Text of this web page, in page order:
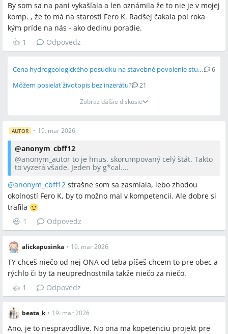
By som sa na pani vykašľala a len oznámila že to nie je v mojej
komp. , že to má na starosti Fero K. Radšej čakala pol roka
kým príde na nás - ako dedinu poradie.
👍 1 Odpovedz
Cena hydrogeologického posudku na stavebné povolenie studne 6
Môžem posielať životopis bez inzerátu?
21
Zobraz ďalšie diskusie
AUTOR • 19. mar 2026
@anonym_cbff12
@anonym_autor to je hnus. skorumpovaný celý štát. Takto
to vyzerá všade. Jeden by g*cal.
mojej komp. , že to má na starosti Fero K. Radšej čakala pol
roka kým príde na nás - ako dedinu poradie.
@anonym_cbff12 strašne som sa zasmiala, lebo zhodou
okolností Fero K, by to možno mal v kompetencii. Ale dobre si
trafila
😃 1 Odpovedz
alickapusinka • 19. mar 2026
TY chceš niečo od nej ONA od teba píšeš chcem to pre obec a
rýchlo či by ťa neuprednostnila takže niečo za niečo.
👍 1 Odpovedz
beata_k • 19. mar 2026
Ano, je to nespravodlive. No ona ma kopetenciu projekt pre